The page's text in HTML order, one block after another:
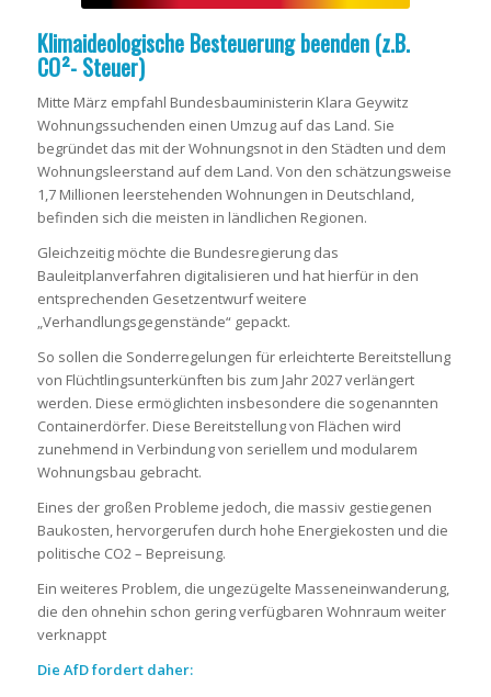
Klimaideologische Besteuerung beenden (z.B.
CO²- Steuer)
Mitte März empfahl Bundesbauministerin Klara Geywitz
Wohnungssuchenden einen Umzug auf das Land. Sie
begründet das mit der Wohnungsnot in den Städten und dem
Wohnungsleerstand auf dem Land. Von den schätzungsweise
1,7 Millionen leerstehenden Wohnungen in Deutschland,
befinden sich die meisten in ländlichen Regionen.
Gleichzeitig möchte die Bundesregierung das
Bauleitplanverfahren digitalisieren und hat hierfür in den
entsprechenden Gesetzentwurf weitere
„Verhandlungsgegenstände“ gepackt.
So sollen die Sonderregelungen für erleichterte Bereitstellung
von Flüchtlingsunterkünften bis zum Jahr 2027 verlängert
werden. Diese ermöglichten insbesondere die sogenannten
Containerdörfer. Diese Bereitstellung von Flächen wird
zunehmend in Verbindung von seriellem und modularem
Wohnungsbau gebracht.
Eines der großen Probleme jedoch, die massiv gestiegenen
Baukosten, hervorgerufen durch hohe Energiekosten und die
politische CO2 – Bepreisung.
Ein weiteres Problem, die ungezügelte Masseneinwanderung,
die den ohnehin schon gering verfügbaren Wohnraum weiter
verknappt
Die AfD fordert daher: